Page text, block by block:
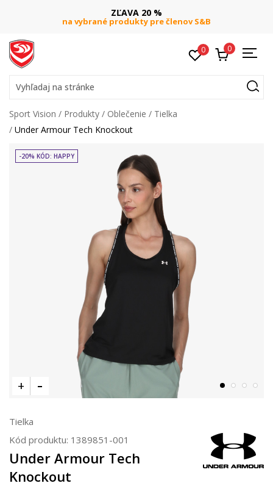
ZĽAVA 20 %
na vybrané produkty pre členov S&B
0 0
Vyhľadaj na stránke
Sport Vision Produkty Oblečenie
Tielka
Under Armour Tech Knockout
-20% KÓD: HAPPY
Tielka
Kód produktu: 1389851-001
Under Armour Tech
Knockout